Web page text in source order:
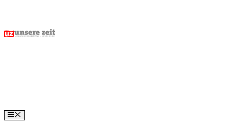
content
Menu